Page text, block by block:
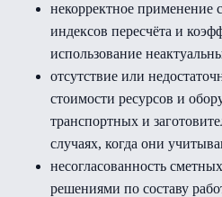
некорректное применение
индексов пересчёта и
использование
отсутствие или
стоимости ресурсов и
транспортных и
случаях, когда они
несогласованность
решениями по составу